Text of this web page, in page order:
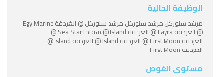
الوظيفة الحالية
مرشد سنوركل مرشد سنوركل مرشد سنوركل @ الغردقة Egy Marine
@ الغردقة Layra @ الغردقة Island @ سفاجا Sea Star @
الغردقة First Moon @ الغردقة Island @ الغردقة Island @
الغردقة First Moon
مستوى الغوص